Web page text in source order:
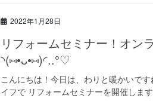
2022年1月28日
リフォームセミナー！オン
◝(⑅•ᴗ•⑅)◜..°♡
こんにちは！今日は、わりと暖かいで
イフで リフォームセミナーを開催しま